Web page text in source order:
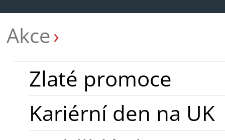
Akce
Zlaté promoce
Kariérní den na UK